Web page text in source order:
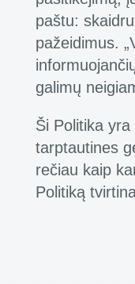
paštu:
pažeidimus.
galimų
Ši Politika
tarptautines
rečiau kaip
Politiką